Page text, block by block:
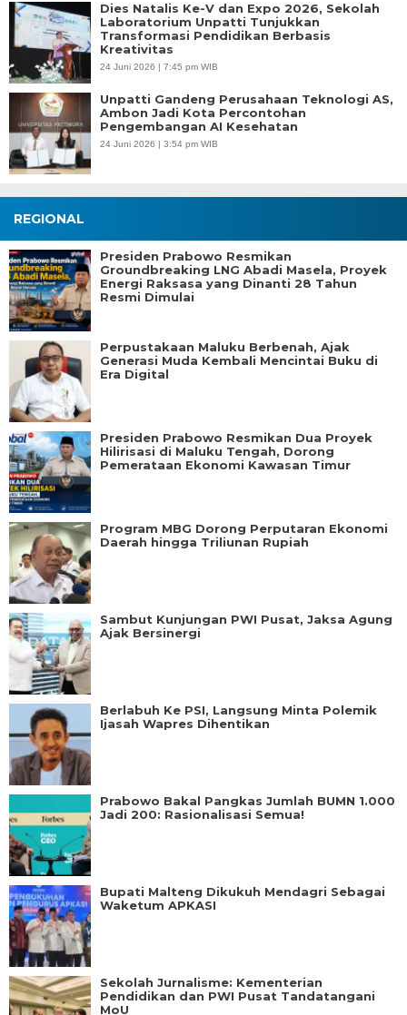
Dies Natalis Ke-V dan Expo 2026, Sekolah
Laboratorium Unpatti Tunjukkan
Transformasi Pendidikan Berbasis
Kreativitas
24 Juni 2026 | 7:45 pm WIB
Unpatti Gandeng Perusahaan Teknologi AS,
Ambon Jadi Kota Percontohan
Pengembangan AI Kesehatan
24 Juni 2026 | 3:54 pm WIB
REGIONAL
Presiden Prabowo Resmikan
Groundbreaking LNG Abadi Masela, Proyek
Energi Raksasa yang Dinanti 28 Tahun
Resmi Dimulai
Perpustakaan Maluku Berbenah, Ajak
Generasi Muda Kembali Mencintai Buku di
Era Digital
Presiden Prabowo Resmikan Dua Proyek
Hilirisasi di Maluku Tengah, Dorong
Pemerataan Ekonomi Kawasan Timur
Program MBG Dorong Perputaran Ekonomi
Daerah hingga Triliunan Rupiah
Sambut Kunjungan PWI Pusat, Jaksa Agung
Ajak Bersinergi
Berlabuh Ke PSI, Langsung Minta Polemik
Ijasah Wapres Dihentikan
Prabowo Bakal Pangkas Jumlah BUMN 1.000
Jadi 200: Rasionalisasi Semua!
Bupati Malteng Dikukuh Mendagri Sebagai
Waketum APKASI
Sekolah Jurnalisme: Kementerian
Pendidikan dan PWI Pusat Tandatangani
MoU